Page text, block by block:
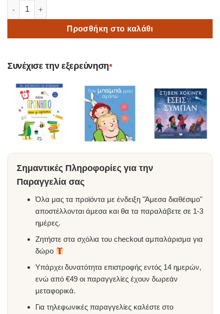
Γλυκιά μου Πιπίλα 2+ ετών ποσότητα
Προσθήκη στο καλάθι
Συνέχισε την εξερεύνηση•
Σημαντικές Πληροφορίες για την
Παραγγελία σας
Όλα μας τα προϊόντα με ένδειξη "Άμεσα διαθέσιμο"
αποστέλλονται άμεσα και θα τα παραλάβετε σε 1-3
ημέρες.
Ζητήστε στα σχόλια του checkout αμπαλάρισμα για
δώρο
Υπάρχει δυνατότητα επιστροφής εντός 14 ημερών,
ενώ από €49 οι παραγγελίες έχουν δωρεάν
μεταφορικά.
Για τηλεφωνικές παραγγελίες καλέστε στο